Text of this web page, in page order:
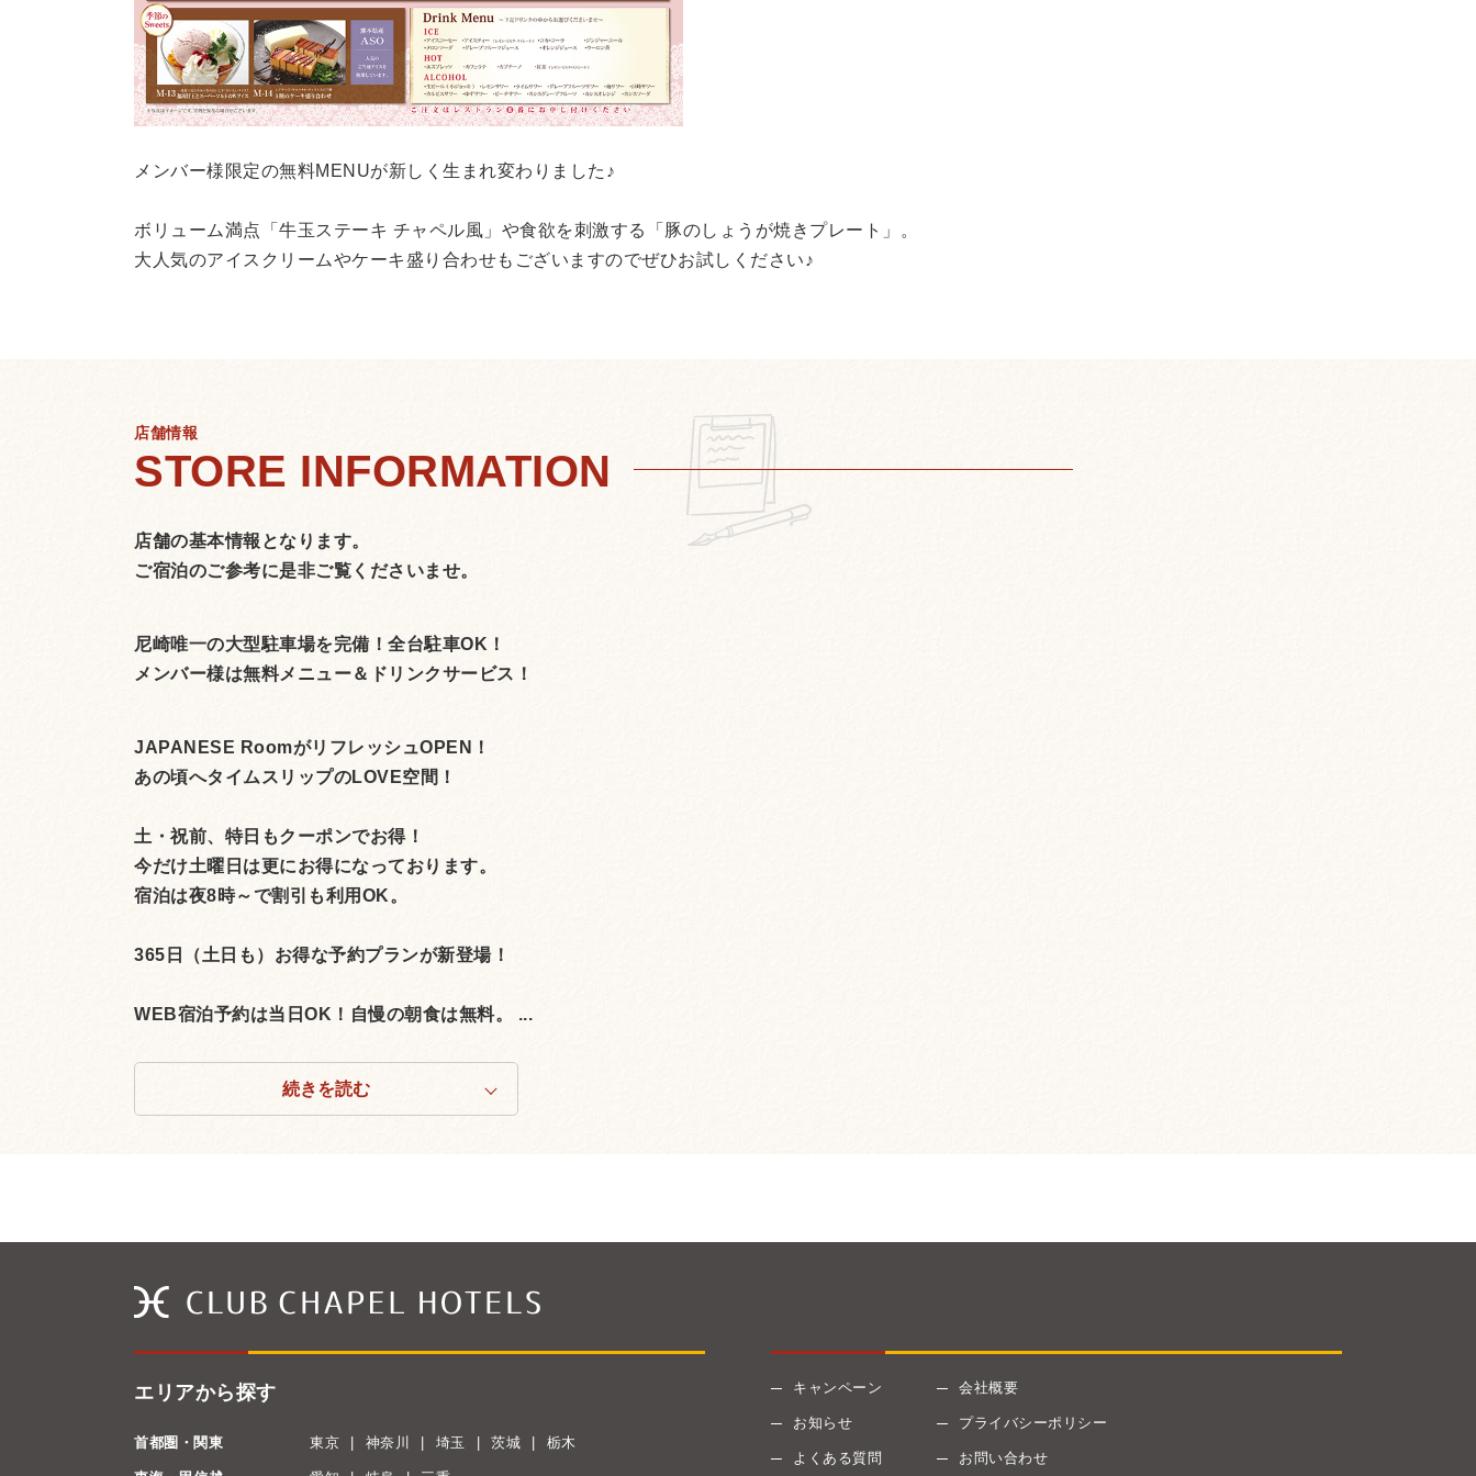
メンバー様限定の無料MENUが新しく生まれ変わりました♪
ボリューム満点「牛玉ステーキ チャペル風」や食欲を刺激する「豚のしょうが焼きプレート」。
大人気のアイスクリームやケーキ盛り合わせもございますのでぜひお試しください♪
店舗情報
店舗の基本情報となります。
ご宿泊のご参考に是非ご覧くださいませ。
尼崎唯一の大型駐車場を完備！全台駐車OK！
メンバー様は無料メニュー＆ドリンクサービス！
JAPANESE RoomがリフレッシュOPEN！
あの頃へタイムスリップのLOVE空間！
土・祝前、特日もクーポンでお得！
今だけ土曜日は更にお得になっております。
宿泊は夜8時～で割引も利用OK。
365日（土日も）お得な予約プランが新登場！
WEB宿泊予約は当日OK！自慢の朝食は無料。 ...
続きを読む
エリアから探す
首都圏・関東 東京 神奈川 埼玉 茨城 栃木
キャンペーン
お知らせ
よくある質問
会社概要
プライバシーポリシー
お問い合わせ